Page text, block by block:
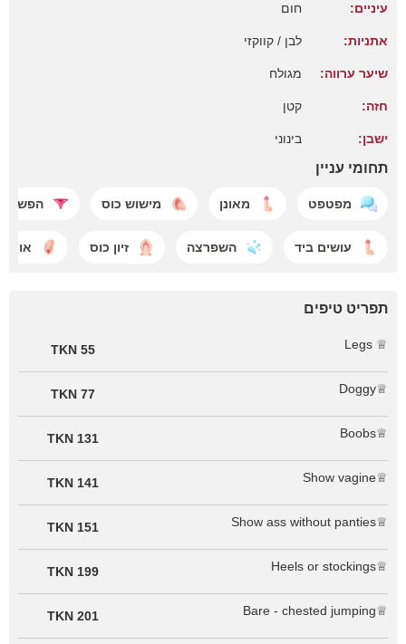
עיניים: חום
אתניות: לבן / קווקזי
שיער ערווה: מגולח
חזה: קטן
ישבן: בינוני
תחומי עניין
מפטפט מאונן מישוש כוס הפשטה
עושים ביד השפרצה זיון כוס
תפריט טיפים
♕ Legs
55 TKN
♕Doggy
77 TKN
♕Boobs
131 TKN
♕Show vagine
141 TKN
♕Show ass without panties
151 TKN
♕Heels or stockings
199 TKN
♕Bare - chested jumping
201 TKN